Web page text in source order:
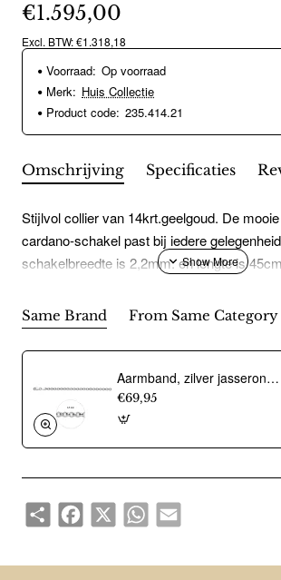
€1.595,00
Excl. BTW: €1.318,18
Voorraad: Op voorraad
Merk: Huis Collectie
Product code: 235.414.21
Omschrijving Specificaties
Stijlvol collier van 14krt.geelgoud. De
cardano-schakel past bij iedere
schakelbreedte is 2,2mm. en lengte is
Same Brand From Same Category
Aarmband, zilver jasseron 4,5mm. (lengte 18cm.) - 10274
€69,95
ShareFacebook
X WhatsAppEmail